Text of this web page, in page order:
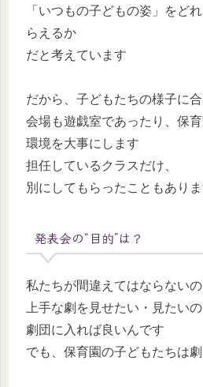
「いつもの子どもの姿」をど
らえるか
だと考えています
だから、子どもたちの様子に合
会場も遊戯室であったり、保育
環境を大事にします
担任しているクラスだけ、
別にしてもらったこともあり
発表会の“目的”は？
私たちが間違えてはならないの
上手な劇を見せたい・見たいの
劇団に入れば良いんです
でも、保育園の子どもたちは